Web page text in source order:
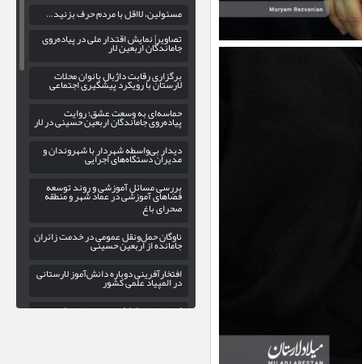
مسئولین، لااقل با مردم حرف بزنید…
تصاویر| نمایش اقتدار ملی در پیاده‌روی
جاماندگان اربعین لار
برگزاری رقابت داژبال بانوان محلات
لارستان با رویکرد پیشگیری اجتماعی
حماسه‌ای به وسعت عشق؛ روایت
پیاده‌روی جاماندگان اربعین حسینی در لار
دیدار بی‌واسطه شهردار با شهروندان و
مدیران دستگاه‌های اجرایی
بررسی مسائل آموزشی و روند توسعه
فضاهای آموزشی در عماد شهر و منطقه
صحرای باغ
ناوگان حمل‌ونقل عمومی در خدمت زائران
جامانده از اربعین حسینی
افتخارآفرینی دوباره دانش‌آموز لارستانی
در المپیاد علمی کشور
کاروانسرای کشکویه؛ بازخوانی یک